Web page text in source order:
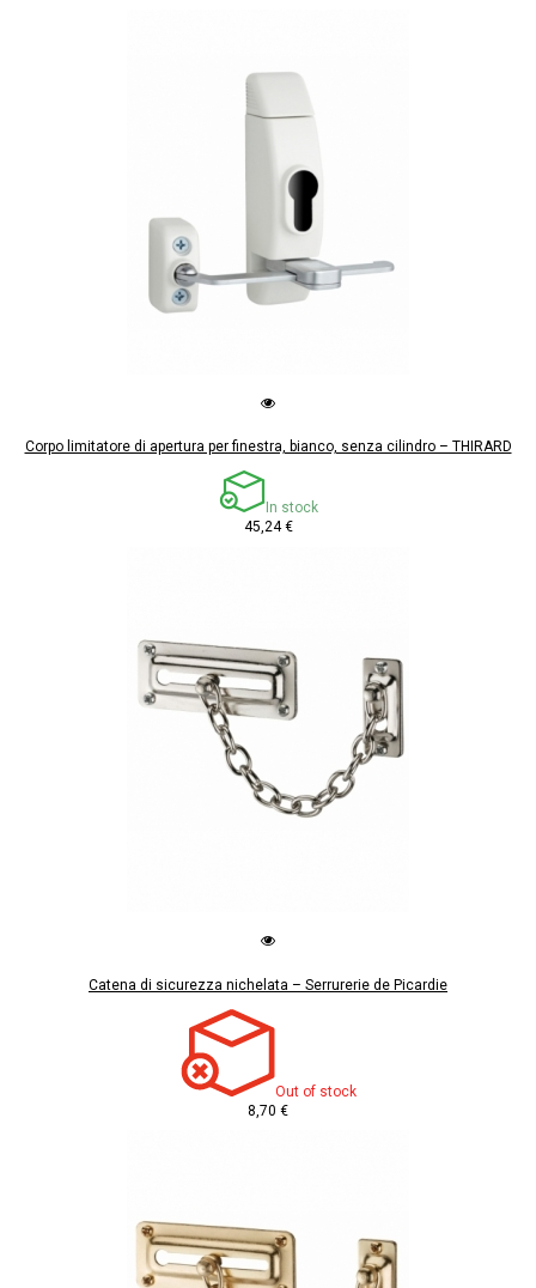
Corpo limitatore di apertura per finestra, bianco, senza cilindro – THIRARD
In stock
45,24 €
Catena di sicurezza nichelata – Serrurerie de Picardie
Out of stock
8,70 €